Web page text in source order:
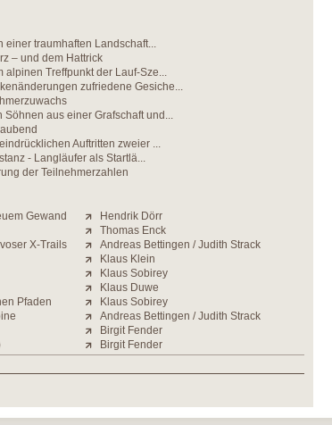
einer traumhaften Landschaft...
– und dem Hattrick
alpinen Treffpunkt der Lauf-Sze...
zufriedene Gesiche...
Söhnen aus einer Grafschaft und...
Auftritten zweier ...
- Langläufer als Startlä...
der Teilnehmerzahlen
Gewand
Hendrik Dörr
Thomas Enck
X-Trails
Andreas Bettingen / Judith Strack
Klaus Klein
Klaus Sobirey
Klaus Duwe
Pfaden
Klaus Sobirey
Andreas Bettingen / Judith Strack
Birgit Fender
Birgit Fender